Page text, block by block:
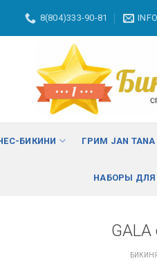
8(804)333-90-81
БИКИНИ ГРИМ JAN TANA
НАБОРЫ ДЛЯ
GALA